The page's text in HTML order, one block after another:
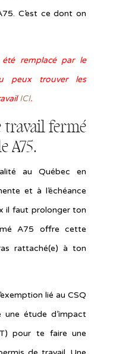
C’est ce dont on
remplacé par le
peux trouver les
ICI.
travail fermé
A75.
au Québec en
et à l’échéance
il faut prolonger ton
A75 offre cette
rattaché(e) à ton
lié au CSQ
une étude d’impact
pour te faire une